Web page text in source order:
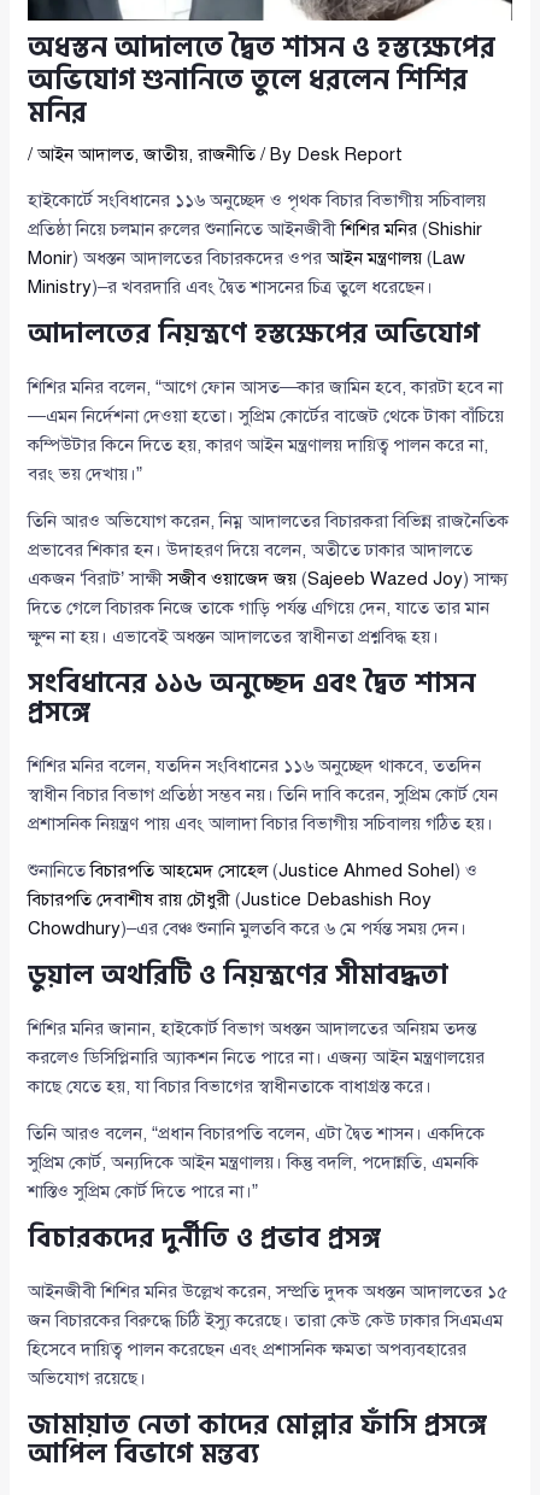
অধস্তন আদালতে দ্বৈত শাসন ও হস্তক্ষেপের
অভিযোগ শুনানিতে তুলে ধরলেন শিশির
মনির
/আইন আদালত,জাতীয়,রাজনীতি/ By Desk Report
হাইকোর্টে সংবিধানের ১১৬ অনুচ্ছেদ ও পৃথক বিচার বিভাগীয় সচিবালয়
প্রতিষ্ঠা নিয়ে চলমান রুলের শুনানিতে আইনজীবীশিশির মনির (Shishir
Monir) অধস্তন আদালতের বিচারকদের ওপরআইন মন্ত্রণালয় (Law
Ministry)–র খবরদারি এবং দ্বৈত শাসনের চিত্র তুলে ধরেছেন।
আদালতের নিয়ন্ত্রণে হস্তক্ষেপের অভিযোগ
শিশির মনির বলেন, “আগে ফোন আসত—কার জামিন হবে, কারটা হবে না
—এমন নির্দেশনা দেওয়া হতো। সুপ্রিম কোর্টের বাজেট থেকে টাকা বাঁচিয়ে
কম্পিউটার কিনে দিতে হয়, কারণ আইন মন্ত্রণালয় দায়িত্ব পালন করে না,
বরং ভয় দেখায়।”
তিনি আরও অভিযোগ করেন, নিম্ন আদালতের বিচারকরা বিভিন্ন রাজনৈতিক
প্রভাবের শিকার হন। উদাহরণ দিয়ে বলেন, অতীতে ঢাকার আদালতে
একজন ‘বিরাট’ সাক্ষীসজীব ওয়াজেদ জয় (Sajeeb Wazed Joy) সাক্ষ্য
দিতে গেলে বিচারক নিজে তাকে গাড়ি পর্যন্ত এগিয়ে দেন, যাতে তার মান
ক্ষুণ্ন না হয়। এভাবেই অধস্তন আদালতের স্বাধীনতা প্রশ্নবিদ্ধ হয়।
সংবিধানের ১১৬ অনুচ্ছেদ এবং দ্বৈত শাসন
প্রসঙ্গে
শিশির মনির বলেন, যতদিন সংবিধানের ১১৬ অনুচ্ছেদ থাকবে, ততদিন
স্বাধীন বিচার বিভাগ প্রতিষ্ঠা সম্ভব নয়। তিনি দাবি করেন, সুপ্রিম কোর্ট যেন
প্রশাসনিক নিয়ন্ত্রণ পায় এবং আলাদা বিচার বিভাগীয় সচিবালয় গঠিত হয়।
শুনানিতেবিচারপতি আহমেদ সোহেল(Justice Ahmed Sohel ) ও
বিচারপতি দেবাশীষ রায় চৌধুরী (Justice Debashish Roy
Chowdhury)–এর বেঞ্চ শুনানি মুলতবি করে ৬ মে পর্যন্ত সময় দেন।
ডুয়াল অথরিটি ও নিয়ন্ত্রণের সীমাবদ্ধতা
শিশির মনির জানান, হাইকোর্ট বিভাগ অধস্তন আদালতের অনিয়ম তদন্ত
করলেও ডিসিপ্লিনারি অ্যাকশন নিতে পারে না। এজন্য আইন মন্ত্রণালয়ের
কাছে যেতে হয়, যা বিচার বিভাগের স্বাধীনতাকে বাধাগ্রস্ত করে।
তিনি আরও বলেন, “প্রধান বিচারপতি বলেন, এটা দ্বৈত শাসন। একদিকে
সুপ্রিম কোর্ট, অন্যদিকে আইন মন্ত্রণালয়। কিন্তু বদলি, পদোন্নতি, এমনকি
শাস্তিও সুপ্রিম কোর্ট দিতে পারে না।”
বিচারকদের দুর্নীতি ও প্রভাব প্রসঙ্গ
আইনজীবী শিশির মনির উল্লেখ করেন, সম্প্রতি দুদক অধস্তন আদালতের ১৫
জন বিচারকের বিরুদ্ধে চিঠি ইস্যু করেছে। তারা কেউ কেউ ঢাকার সিএমএম
হিসেবে দায়িত্ব পালন করেছেন এবং প্রশাসনিক ক্ষমতা অপব্যবহারের
অভিযোগ রয়েছে।
জামায়াত নেতা কাদের মোল্লার ফাঁসি প্রসঙ্গে
আপিল বিভাগে মন্তব্য